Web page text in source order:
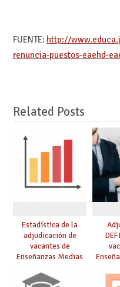
FUENTE: http://
renuncia-puestos-eaehd-
Related Posts
Estadística de la
adjudicación de
vacantes de
Enseñanzas Medias